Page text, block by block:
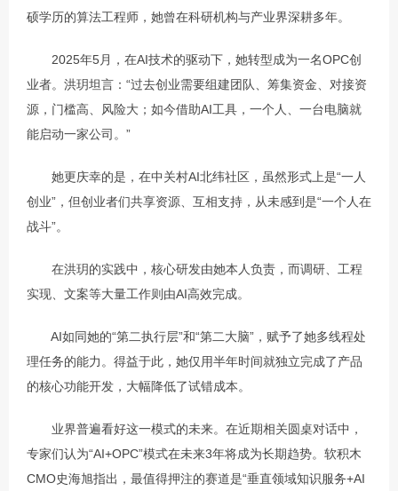
硕学历的算法工程师，她曾在科研机构与产业界深耕多年。
2025年5月，在AI技术的驱动下，她转型成为一名OPC创
业者。洪玥坦言：“过去创业需要组建团队、筹集资金、对接资
源，门槛高、风险大；如今借助AI工具，一个人、一台电脑就
能启动一家公司。”
她更庆幸的是，在中关村AI北纬社区，虽然形式上是“一人
创业”，但创业者们共享资源、互相支持，从未感到是“一个人在
战斗”。
在洪玥的实践中，核心研发由她本人负责，而调研、工程
实现、文案等大量工作则由AI高效完成。
AI如同她的“第二执行层”和“第二大脑”，赋予了她多线程处
理任务的能力。得益于此，她仅用半年时间就独立完成了产品
的核心功能开发，大幅降低了试错成本。
业界普遍看好这一模式的未来。在近期相关圆桌对话中，
专家们认为“AI+OPC”模式在未来3年将成为长期趋势。软积木
CMO史海旭指出，最值得押注的赛道是“垂直领域知识服务+AI